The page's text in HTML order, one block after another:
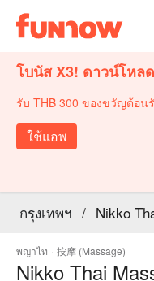
โบนัส X3! ดาวน์โหล
รับ THB 300 ของขวัญต้อน
ใช้แอพ
กรุงเทพฯ / Nikko
พญาไท · 按摩 (Massage)
Nikko Thai